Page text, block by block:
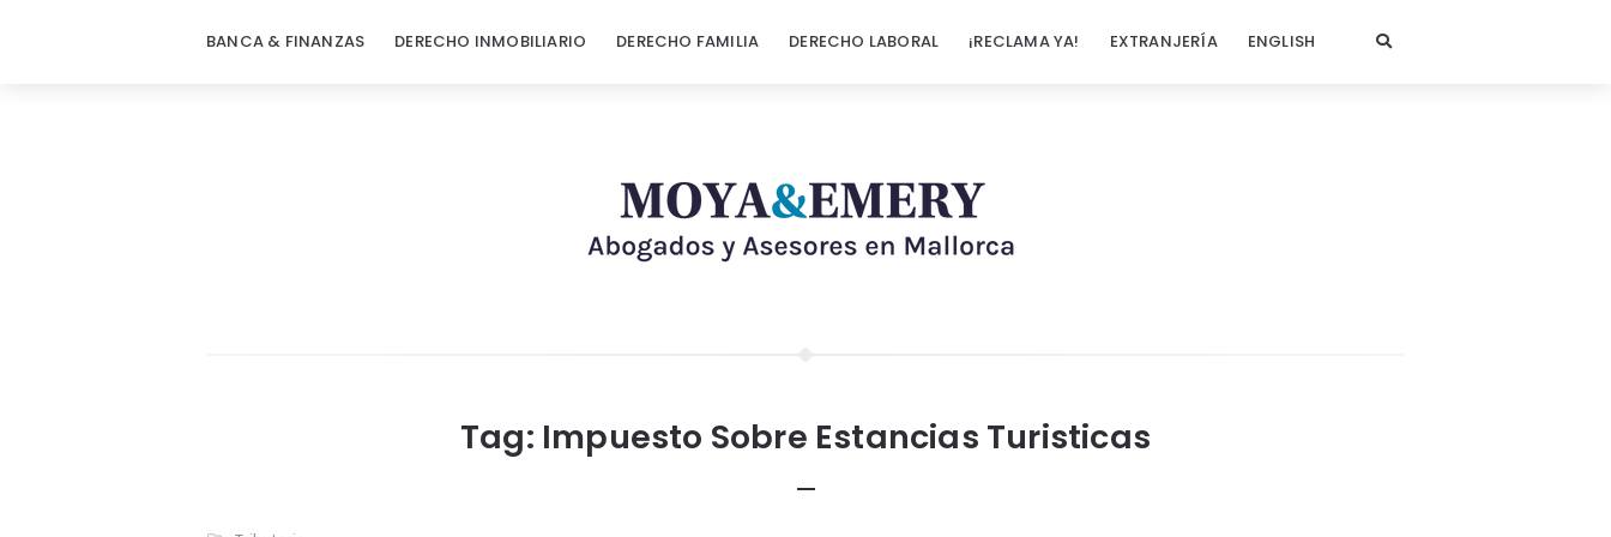
BANCA & FINANZAS DERECHO INMOBILIARIO DERECHO FAMILIA DERECHO LABORAL ¡RECLAMA YA! EXTRANJERÍA ENGLISH
Tag: Impuesto Sobre Estancias Turisticas